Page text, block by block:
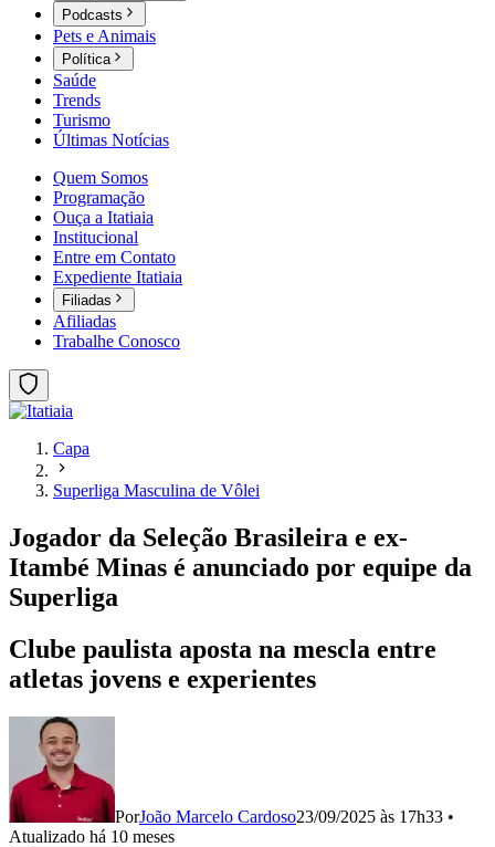
Podcasts
Pets e Animais
Política
Saúde
Trends
Turismo
Últimas Notícias
Quem Somos
Programação
Ouça a Itatiaia
Institucional
Entre em Contato
Expediente Itatiaia
Filiadas
Afiliadas
Trabalhe Conosco
Capa
Superliga Masculina de Vôlei
Jogador da Seleção Brasileira e ex-
Itambé Minas é anunciado por equipe da
Superliga
Clube paulista aposta na mescla entre
atletas jovens e experientes
PorJoão Marcelo Cardoso23/09/2025 às 17h33 •
Atualizado há 10 meses